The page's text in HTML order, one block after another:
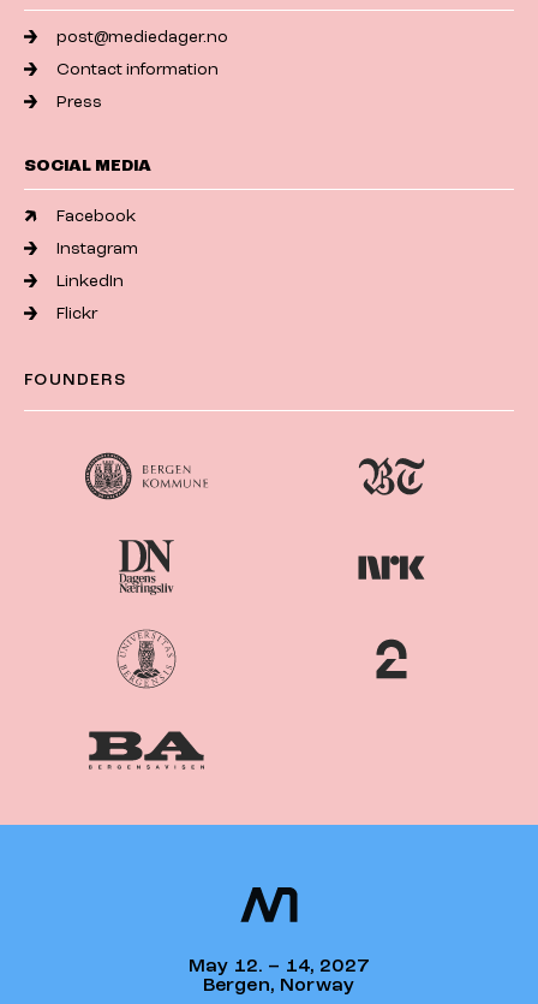
post@mediedager.no
Contact information
Press
SOCIAL MEDIA
Facebook
Instagram
LinkedIn
Flickr
FOUNDERS
May 12. – 14, 2027
Bergen, Norway